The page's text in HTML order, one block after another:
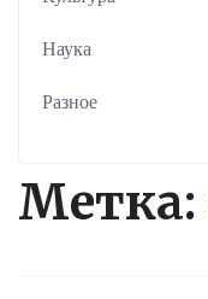
Метка:
Наука
Разное